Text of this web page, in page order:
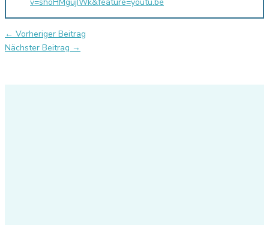
← Vorheriger Beitrag
Nächster Beitrag →